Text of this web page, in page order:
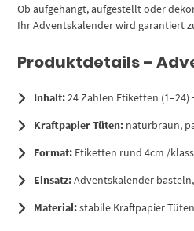
Ob aufgehängt, aufgestellt oder
Ihr Adventskalender wird garantiert
Produktdetails –
Inhalt:24 Zahlen Etiketten (1–24)
Kraftpapier Tüten: naturbraun,
Format: Etiketten rund 4cm /
Einsatz:Adventskalender basteln,
Material:stabile Kraftpapier